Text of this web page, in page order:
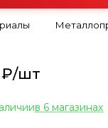
₽/шт
в 6 магазинах